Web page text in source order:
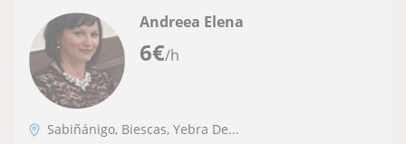
6€/h
Andreea Elena
Sabiñánigo, Biescas, Yebra De...